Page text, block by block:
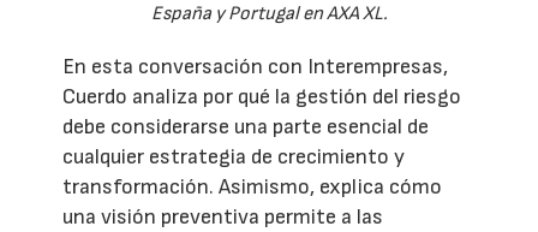
España y Portugal en AXA XL.
En esta conversación con Interempresas,
Cuerdo analiza por qué la gestión del riesgo
debe considerarse una parte esencial de
cualquier estrategia de crecimiento y
transformación. Asimismo, explica cómo
una visión preventiva permite a las